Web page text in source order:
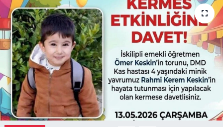
Dodurga Haberleri
Eğitim
Ekonomi
Güncel
İskilip Haberleri
Haber Arşivi